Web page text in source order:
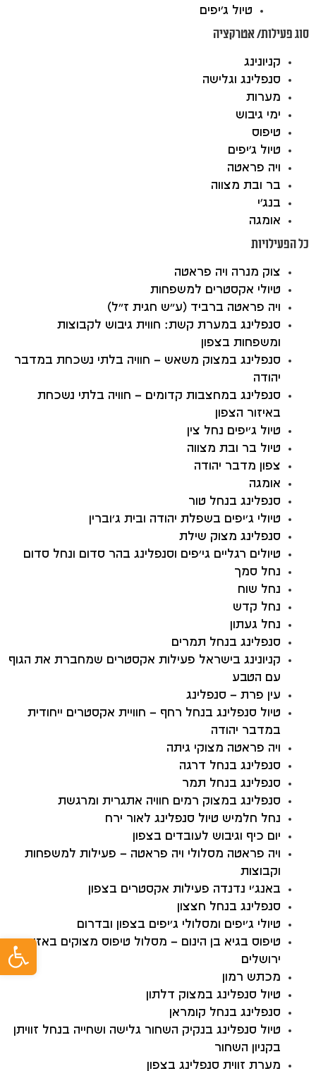
טיול ג'יפים
סוג פעילות/ אטרקציה
קניונינג
סנפלינג וגלישה
מערות
ימי גיבוש
טיפוס
טיול ג'יפים
ויה פראטה
בר ובת מצווה
בנג'י
אומגה
כל הפעילויות
צוק מנרה ויה פראטה
טיולי אקסטרים למשפחות
ויה פראטה ברביד (ע”ש חגית ז”ל)
סנפלינג במערת קשת: חווית גיבוש לקבוצות
ומשפחות בצפון
סנפלינג במצוק משאש – חוויה בלתי נשכחת במדבר
יהודה
סנפלינג במחצבות קדומים – חוויה בלתי נשכחת
באיזור הצפון
טיול ג’יפים נחל צין
טיול בר ובת מצווה
צפון מדבר יהודה
אומגה
סנפלינג בנחל טור
טיולי ג’יפים בשפלת יהודה ובית ג’וברין
סנפלינג מצוק שילת
טיולים רגליים גי’פים וסנפלינג בהר סדום ונחל סדום
נחל סמך
נחל שוח
נחל קדש
נחל געתון
סנפלינג בנחל תמרים
קניונינג בישראל פעילות אקסטרים שמחברת את הגוף
עם הטבע
עין פרת – סנפלינג
טיול סנפלינג בנחל רחף – חוויית אקסטרים ייחודית
במדבר יהודה
ויה פראטה מצוקי גיתה
סנפלינג בנחל דרגה
סנפלינג בנחל תמר
סנפלינג במצוק רמים חוויה אתגרית ומרגשת
נחל חלמיש טיול סנפלינג לאור ירח
יום כיף וגיבוש לעובדים בצפון
ויה פראטה מסלולי ויה פראטה – פעילות למשפחות
וקבוצות
באנג’י נדנדה פעילות אקסטרים בצפון
סנפלינג בנחל חצצון
טיולי ג’יפים ומסלולי ג’יפים בצפון ובדרום
טיפוס בגיא בן הינום – מסלול טיפוס מצוקים באזור
ירושלים
מכתש רמון
טיול סנפלינג במצוק דלתון
סנפלינג בנחל קומראן
טיול סנפלינג בנקיק השחור גלישה ושחייה בנחל זוויתן
בקניון השחור
מערת זווית סנפלינג בצפון